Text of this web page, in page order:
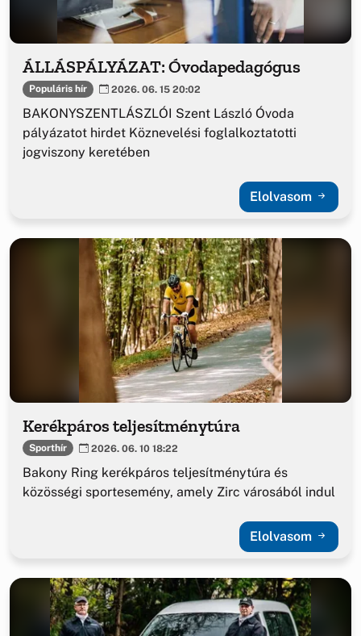
ÁLLÁSPÁLYÁZAT: Óvodapedagógus
Populáris hír 2026. 06. 15 20:02
BAKONYSZENTLÁSZLÓI Szent László Óvoda
pályázatot hirdet Köznevelési foglalkoztatotti
jogviszony keretében
Elolvasom
Kerékpáros teljesítménytúra
Sporthír 2026. 06. 10 18:22
Bakony Ring kerékpáros teljesítménytúra és
közösségi sportesemény, amely Zirc városából indul
Elolvasom